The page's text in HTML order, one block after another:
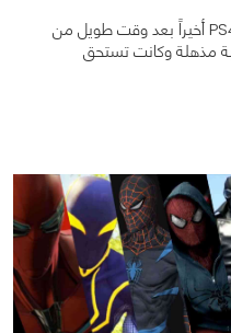
0
0
صدرت لعبة Spider-Man حصرية الـ PS4 أخيراً بعد وقت طويل من
مذهلة وكانت تستحق